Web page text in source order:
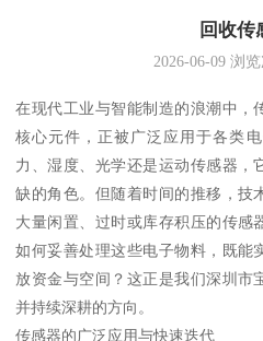
回收传
2026-06-09 浏览
在现代工业与智能制造的浪潮中，
核心元件，正被广泛应用于各类
力、湿度、光学还是运动传感器，
缺的角色。但随着时间的推移，技
大量闲置、过时或库存积压的传感
如何妥善处理这些电子物料，既能
放资金与空间？这正是我们深圳市
并持续深耕的方向。
传感器的广泛应用与快速迭代